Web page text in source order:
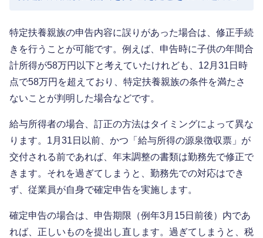
特定扶養親族の申告内容に誤りがあった場合は、修正手続
きを行うことが可能です。例えば、申告時に子供の年間合
計所得が58万円以下と考えていたけれども、12月31日時
点で58万円を超えており、特定扶養親族の条件を満たさ
ないことが判明した場合などです。
給与所得者の場合、訂正の方法はタイミングによって異な
ります。1月31日以前、かつ「給与所得の源泉徴収票」が
交付される前であれば、年末調整の書類は勤務先で修正で
きます。それを過ぎてしまうと、勤務先での対応はでき
ず、従業員が自身で確定申告を実施します。
確定申告の場合は、申告期限（例年3月15日前後）内であ
れば、正しいものを提出し直します。過ぎてしまうと、税